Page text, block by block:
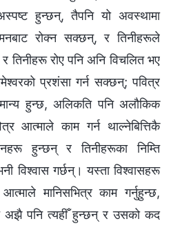
हुन्छन्, तैपनि यो अवस्थामा
रोक्न सक्छन्, र तिनीहरूले
तिनीहरू रोए पनि अनि विचलित भए
प्रशंसा गर्न सक्छन्; पवित्र
हुन्छ, अलिकति पनि अलौकिक
आत्माले काम गर्न थाल्नेबित्तिकै
हुन्छन् र तिनीहरूका निम्ति
विश्‍वास गर्छन्। यस्ता विश्‍वासहरू
मानिसभित्र काम गर्नुहुन्छ,
अझै पनि त्यहीँ हुन्छन् र उसको कद